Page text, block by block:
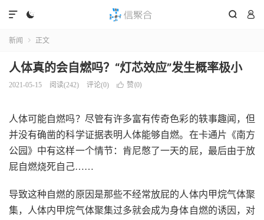
  

新闻  正文
人体真的会自燃吗？“灯芯效应”发生概率极小
2021-05-15 阅读(242) 评论(0)  赞(0)
人体可能自燃吗？尽管有许多富有传奇色彩的轶事趣闻，但
并没有确凿的科学证据表明人体能够自燃。在卡通片《南方
公园》中有这样一个情节：肯尼憋了一天的屁，最后由于放
屁自燃烧死自己……
导致这种自燃的原因是那些不经常放屁的人体内甲烷气体聚
集，人体内甲烷气体聚集过多就会成为身体自燃的诱因，对